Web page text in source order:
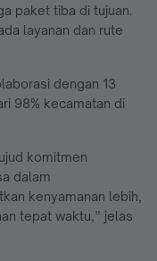
paket tiba di tujuan.
layanan dan rute
dengan 13
98% kecamatan di
komitmen
dalam
kenyamanan lebih,
tepat waktu,” jelas